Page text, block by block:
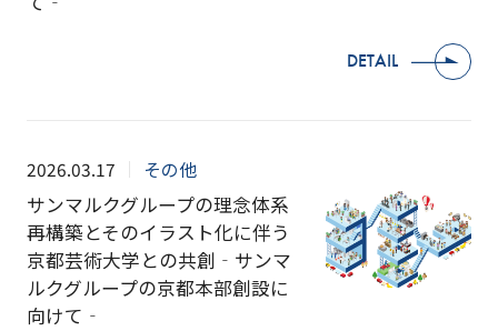
DETAIL
2026.03.17 その他
サンマルクグループの理念体系
再構築とそのイラスト化に伴う
京都芸術大学との共創‐サンマ
ルクグループの京都本部創設に
向けて‐